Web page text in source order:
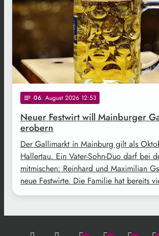
notes 06. August 2026 12:53
Neuer Festwirt will Mainburger
erobern
Der Gallimarkt in Mainburg gilt als
Hallertau. Ein Vater-Sohn-Duo darf bei
mitmischen: Reinhard und Maximilian
neue Festwirte. Die Familie hat bereits